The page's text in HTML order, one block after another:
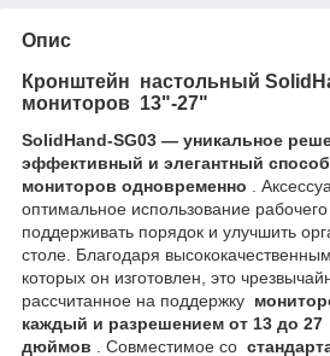
Опис
Кронштейн настольный
мониторов 13"-27"
SolidHand-SG03 — уникальное
эффективный и элегантный способ
мониторов одновременно .
оптимальное использование
поддерживать порядок и улучшить
столе. Благодаря
которых он изготовлен, это
рассчитанное на поддержку
каждый и разрешением от 13 до 27
дюймов . Совместимое со